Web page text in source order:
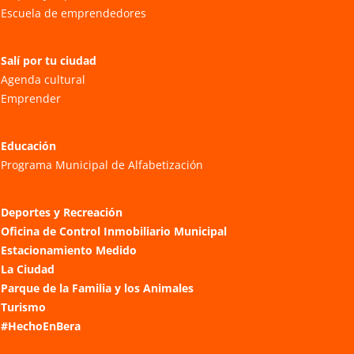
Escuela de emprendedores
Salí por tu ciudad
Agenda cultural
Emprender
Educación
Programa Municipal de Alfabetización
Deportes y Recreación
Oficina de Control Inmobiliario Municipal
Estacionamiento Medido
La Ciudad
Parque de la Familia y los Animales
Turismo
#HechoEnBera